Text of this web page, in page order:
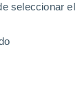
seleccionar el